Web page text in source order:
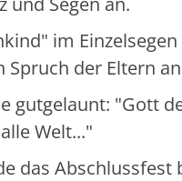
im
der Eltern
gutgelaunt: "Gott
Welt..."
das Abschlussfest